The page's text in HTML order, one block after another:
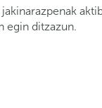
egin ditzazun.